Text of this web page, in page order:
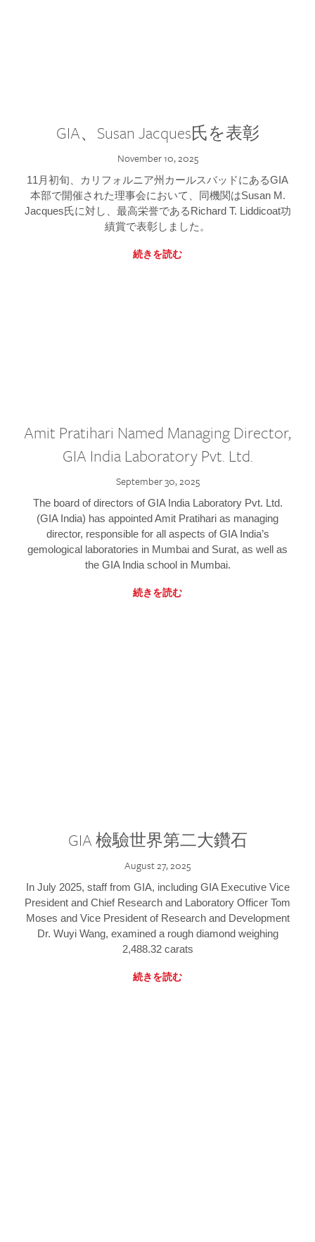
GIA、Susan Jacques氏を表彰
November 10, 2025
11月初旬、カリフォルニア州カールスバッドにあるGIA
本部で開催された理事会において、同機関はSusan M.
Jacques氏に対し、最高栄誉であるRichard T. Liddicoat功
績賞で表彰しました。
続きを読む
Amit Pratihari Named Managing Director,
GIA India Laboratory Pvt. Ltd.
September 30, 2025
The board of directors of GIA India Laboratory Pvt. Ltd.
(GIA India) has appointed Amit Pratihari as managing
director, responsible for all aspects of GIA India’s
gemological laboratories in Mumbai and Surat, as well as
the GIA India school in Mumbai.
続きを読む
GIA 檢驗世界第二大鑽石
August 27, 2025
In July 2025, staff from GIA, including GIA Executive Vice
President and Chief Research and Laboratory Officer Tom
Moses and Vice President of Research and Development
Dr. Wuyi Wang, examined a rough diamond weighing
2,488.32 carats
続きを読む